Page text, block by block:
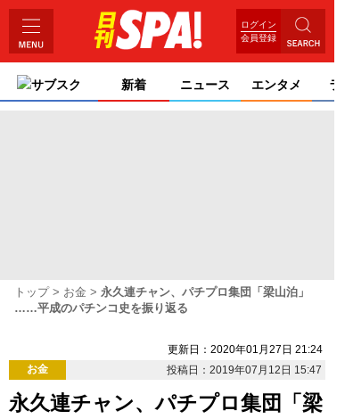
ログイン
会員登録
サブスク 新着 ニュース エンタメ ライ
トップ お金
永久連チャン、パチプロ集団「梁山泊」
……平成のパチンコ史を振り返る
更新日：2020年01月27日 21:24
お金
投稿日：2019年07月12日 15:47
永久連チャン、パチプロ集団「梁